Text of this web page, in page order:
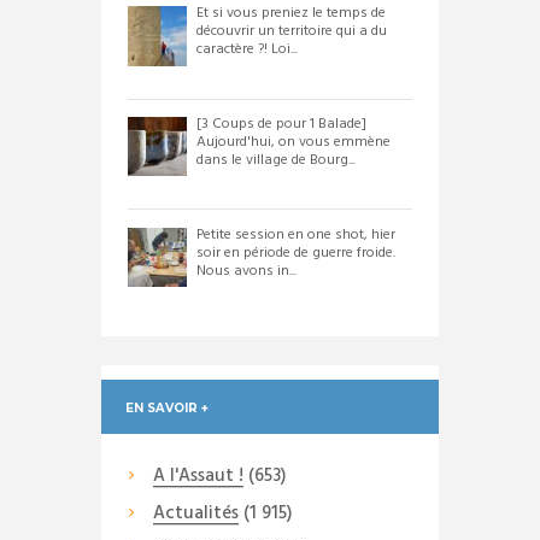
Et si vous preniez le temps de
découvrir un territoire qui a du
caractère ?! Loi...
[3 Coups de pour 1 Balade]
Aujourd'hui, on vous emmène
dans le village de Bourg...
Petite session en one shot, hier
soir en période de guerre froide.
Nous avons in...
EN SAVOIR +
A l'Assaut ! (653)
Actualités(1 915)